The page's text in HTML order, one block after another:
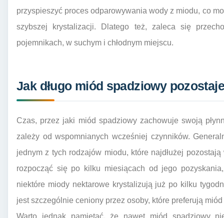
przyspieszyć proces odparowywania wody z miodu, co
szybszej krystalizacji. Dlatego też, zaleca się
pojemnikach, w suchym i chłodnym miejscu.
Jak długo miód spadziowy
Czas, przez jaki miód spadziowy zachowuje swoją
zależy od wspomnianych wcześniej czynników.
jednym z tych rodzajów miodu, które najdłużej
rozpocząć się po kilku miesiącach od jego
niektóre miody nektarowe krystalizują już po kilku
jest szczególnie ceniony przez osoby, które preferują
Warto jednak pamiętać, że nawet miód spadziowy